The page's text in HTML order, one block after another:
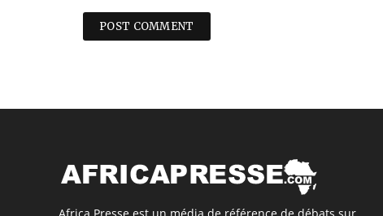
Africa Presse est un média de référence de débats sur